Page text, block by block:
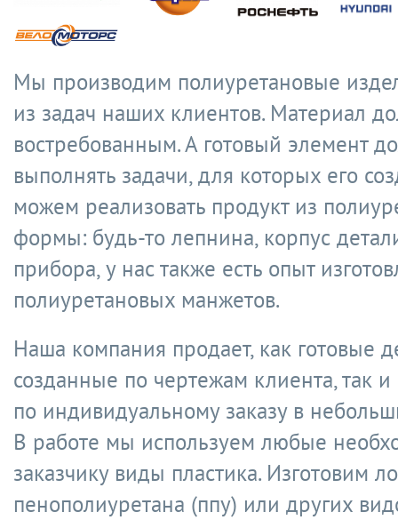
Мы производим полиуретановые
из задач наших клиентов. Материал
востребованным. А готовый элемент
выполнять задачи, для которых его
можем реализовать продукт из
формы: будь-то лепнина, корпус
прибора, у нас также есть опыт
полиуретановых манжетов.
Наша компания продает, как готовые
созданные по чертежам клиента, так
по индивидуальному заказу в
В работе мы используем любые
заказчику виды пластика. Изготовим
пенополиуретана (ппу) или других